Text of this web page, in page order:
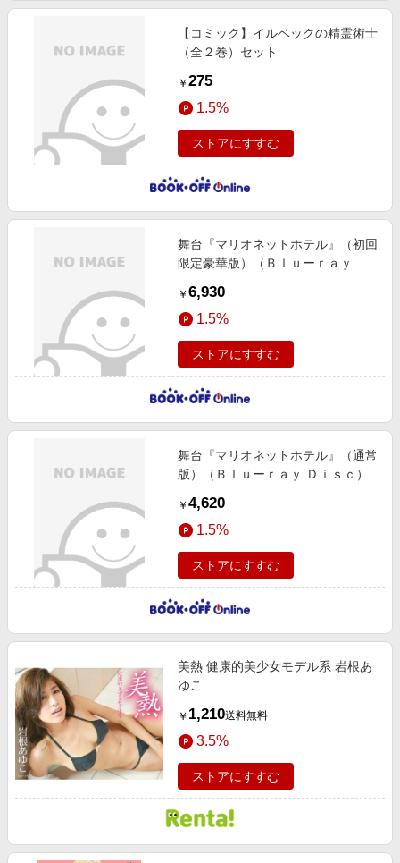
【コミック】イルベックの精霊術士
（全２巻）セット
￥ 275
1.5%
ストアにすすむ
舞台『マリオネットホテル』（初回
限定豪華版）（Ｂｌｕーｒａｙ Ｄ
￥ 6,930
1.5%
ストアにすすむ
舞台『マリオネットホテル』（通常
版）（Ｂｌｕーｒａｙ Ｄｉｓｃ）
￥ 4,620
1.5%
ストアにすすむ
美熱 健康的美少女モデル系 岩根あ
ゆこ
￥ 1,210送料無料
3.5%
ストアにすすむ